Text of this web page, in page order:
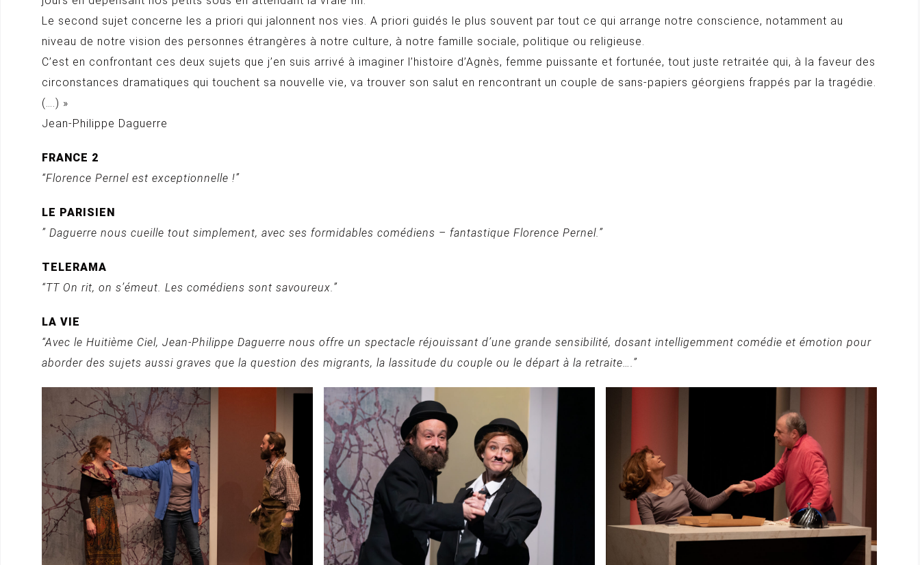
Le second sujet concerne les a priori qui jalonnent nos vies. A priori guidés le plus souvent par tout ce qui arrange notre conscience, notamment au
niveau de notre vision des personnes étrangères à notre culture, à notre famille sociale, politique ou religieuse.
C’est en confrontant ces deux sujets que j’en suis arrivé à imaginer l’histoire d’Agnès, femme puissante et fortunée, tout juste retraitée qui, à la faveur des
circonstances dramatiques qui touchent sa nouvelle vie, va trouver son salut en rencontrant un couple de sans-papiers géorgiens frappés par la tragédie.
(….) »
Jean-Philippe Daguerre
FRANCE 2
“Florence Pernel est exceptionnelle !”
LE PARISIEN
” Daguerre nous cueille tout simplement, avec ses formidables comédiens – fantastique Florence Pernel.”
TELERAMA
“TT On rit, on s’émeut. Les comédiens sont savoureux.”
LA VIE
“Avec le Huitième Ciel, Jean-Philippe Daguerre nous offre un spectacle réjouissant d’une grande sensibilité, dosant intelligemment comédie et émotion pour
aborder des sujets aussi graves que la question des migrants, la lassitude du couple ou le départ à la retraite….”